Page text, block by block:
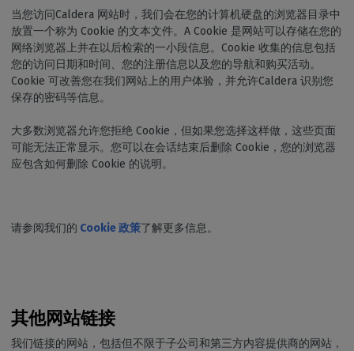
当您访问Caldera 网站时，我们会在您的计算机硬盘的浏览器目录中
放置一个称为 Cookie 的文本文件。A Cookie 是网站可以存储在您的
网络浏览器上并在以后检索的一小段信息。Cookie 收集的信息包括
您的访问日期和时间、您的注册信息以及您的导航和购买活动。
Cookie 可改善您在我们网站上的用户体验，并允许Caldera 识别您
保存的密码等信息。
大多数浏览器允许您拒绝 Cookie，但如果您选择这样做，这些页面
可能无法正常显示。您可以在会话结束后删除 Cookie，您的浏览器
应包含如何删除 Cookie 的说明。
请参阅我们的 Cookie 政策了解更多信息。
其他网站链接
我们链接的网站，包括但不限于子公司和第三方内容提供商的网站，